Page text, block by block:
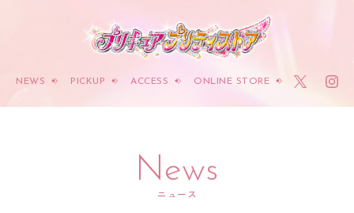
NEWS PICKUP ACCESS ONLINE STORE
News
ニュース